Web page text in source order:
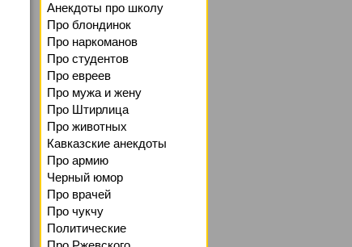
Анекдоты про школу
Про блондинок
Про наркоманов
Про студентов
Про евреев
Про мужа и жену
Про Штирлица
Про животных
Кавказские анекдоты
Про армию
Черный юмор
Про врачей
Про чукчу
Политические